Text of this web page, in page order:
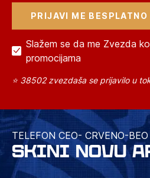
Slažem se da me Zvezda
promocijama
⭐ 38502 zvezdaša se prijavilo u
TELEFON CEO- CRVENO-BEO
SKINI NOVU